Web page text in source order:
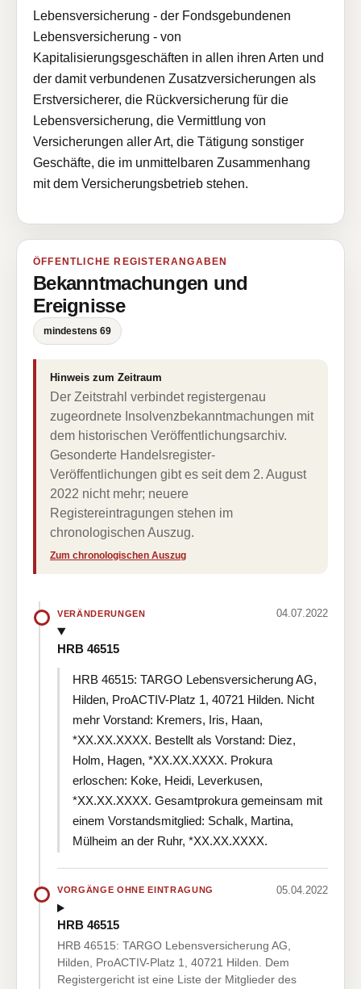
Lebensversicherung - der Fondsgebundenen
Lebensversicherung - von
Kapitalisierungsgeschäften in allen ihren Arten und
der damit verbundenen Zusatzversicherungen als
Erstversicherer, die Rückversicherung für die
Lebensversicherung, die Vermittlung von
Versicherungen aller Art, die Tätigung sonstiger
Geschäfte, die im unmittelbaren Zusammenhang
mit dem Versicherungsbetrieb stehen.
ÖFFENTLICHE REGISTERANGABEN
Bekanntmachungen und
Ereignisse
mindestens 69
Hinweis zum Zeitraum
Der Zeitstrahl verbindet registergenau
zugeordnete Insolvenzbekanntmachungen mit
dem historischen Veröffentlichungsarchiv.
Gesonderte Handelsregister-
Veröffentlichungen gibt es seit dem 2. August
2022 nicht mehr; neuere
Registereintragungen stehen im
chronologischen Auszug.
Zum chronologischen Auszug
VERÄNDERUNGEN 04.07.2022
HRB 46515
HRB 46515: TARGO Lebensversicherung AG,
Hilden, ProACTIV-Platz 1, 40721 Hilden. Nicht
mehr Vorstand: Kremers, Iris, Haan,
*XX.XX.XXXX. Bestellt als Vorstand: Diez,
Holm, Hagen, *XX.XX.XXXX. Prokura
erloschen: Koke, Heidi, Leverkusen,
*XX.XX.XXXX. Gesamtprokura gemeinsam mit
einem Vorstandsmitglied: Schalk, Martina,
Mülheim an der Ruhr, *XX.XX.XXXX.
VORGÄNGE OHNE EINTRAGUNG 05.04.2022
HRB 46515
HRB 46515: TARGO Lebensversicherung AG,
Hilden, ProACTIV-Platz 1, 40721 Hilden. Dem
Registergericht ist eine Liste der Mitglieder des